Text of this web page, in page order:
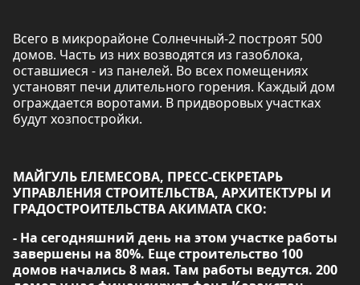
Всего в микрорайоне Солнечный-2 построят 500
домов. Часть из них возводятся из газоблока,
оставшиеся - из панелей. Во всех помещениях
установят печи длительного горения. Каждый дом
ограждается воротами. В придворовых участках
будут хозпостройки.
МАЙГУЛЬ ЕЛЕМЕСОВА, ПРЕСС-СЕКРЕТАРЬ
УПРАВЛЕНИЯ СТРОИТЕЛЬСТВА, АРХИТЕКТУРЫ И
ГРАДОСТРОИТЕЛЬСТВА АКИМАТА СКО:
- На сегодняшний день на этом участке работы
завершены на 80%. Еще строительство 100
домов начались 8 мая. Там работы ведутся. 200